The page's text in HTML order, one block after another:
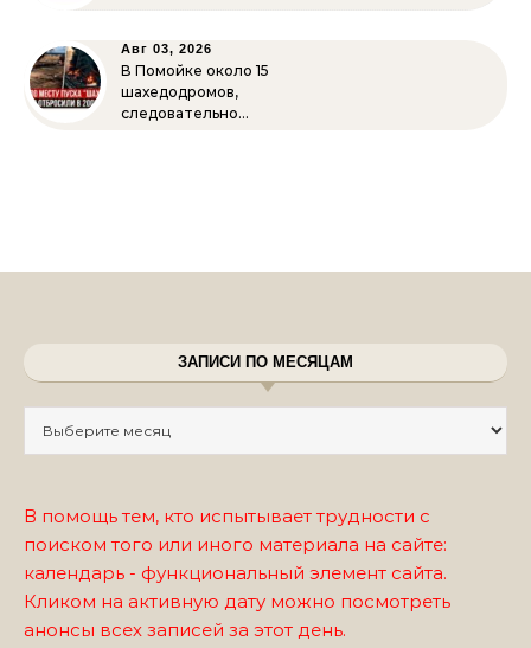
Авг 03, 2026
В Помойке около 15
шахедодромов,
следовательно…
ЗАПИСИ ПО МЕСЯЦАМ
В помощь тем, кто испытывает трудности с
поиском того или иного материала на сайте:
календарь - функциональный элемент сайта.
Кликом на активную дату можно посмотреть
анонсы всех записей за этот день.